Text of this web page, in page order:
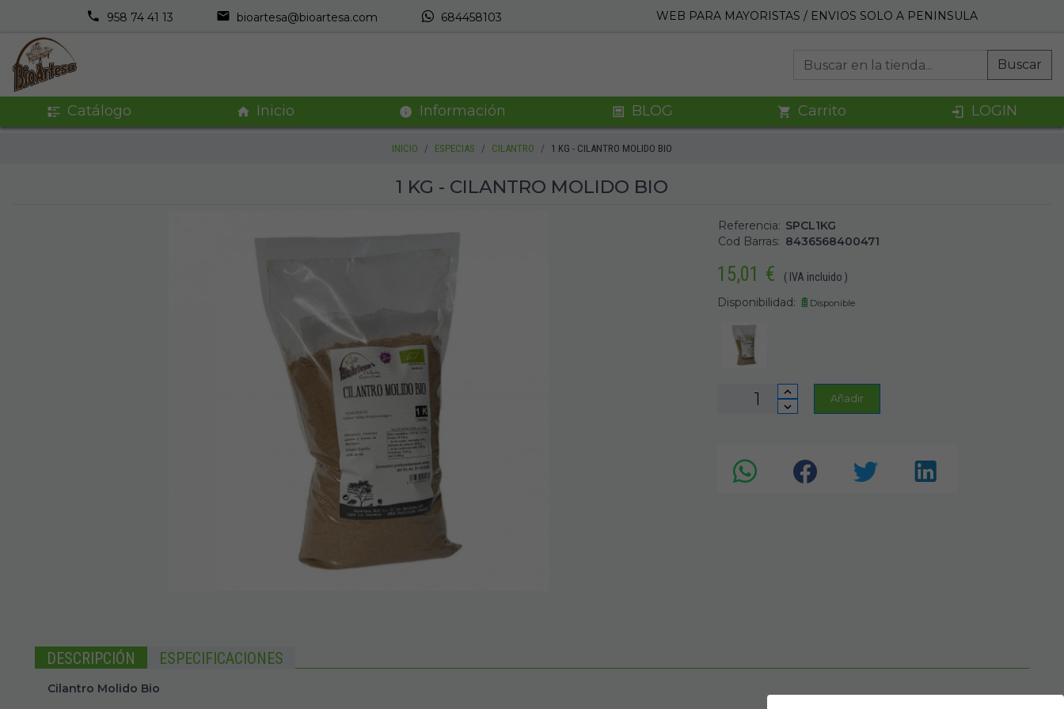
958 74 41 13 bioartesa@bioartesa.com 684458103 WEB PARA MAYORISTAS / ENVIOS SOLO A PENINSULA
Buscar
Catálogo Inicio Información BLOG Carrito LOGIN
INICIO ESPECIAS CILANTRO 1 KG - CILANTRO MOLIDO BIO
1 KG - CILANTRO MOLIDO BIO
Referencia: SPCL1KG
Cod Barras: 8436568400471
15,01 € ( IVA incluido )
Disponibilidad: Disponible
Añadir
DESCRIPCIÓN ESPECIFICACIONES
Cilantro Molido Bio